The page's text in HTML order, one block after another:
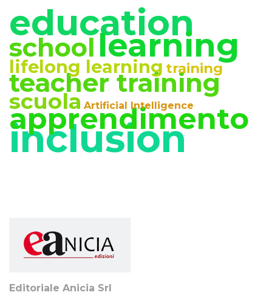
education
schoollearning
lifelong learning training
teacher training
scuola Artificial Intelligence
apprendimento
inclusion
Editoriale Anicia Srl